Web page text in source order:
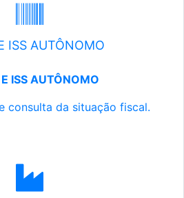
ISS AUTÔNOMO
ISS AUTÔNOMO
consulta da situação fiscal.